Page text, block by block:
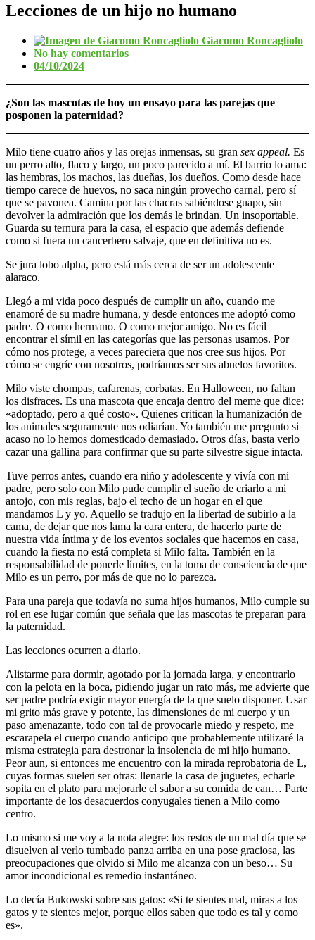
Lecciones de un hijo no humano
Giacomo Roncagliolo
No hay comentarios
04/10/2024
¿Son las mascotas de hoy un ensayo para las parejas que
posponen la paternidad?
Milo tiene cuatro años y las orejas inmensas, su gran sex appeal. Es
un perro alto, flaco y largo, un poco parecido a mí. El barrio lo ama:
las hembras, los machos, las dueñas, los dueños. Como desde hace
tiempo carece de huevos, no saca ningún provecho carnal, pero sí
que se pavonea. Camina por las chacras sabiéndose guapo, sin
devolver la admiración que los demás le brindan. Un insoportable.
Guarda su ternura para la casa, el espacio que además defiende
como si fuera un cancerbero salvaje, que en definitiva no es.
Se jura lobo alpha, pero está más cerca de ser un adolescente
alaraco.
Llegó a mi vida poco después de cumplir un año, cuando me
enamoré de su madre humana, y desde entonces me adoptó como
padre. O como hermano. O como mejor amigo. No es fácil
encontrar el símil en las categorías que las personas usamos. Por
cómo nos protege, a veces pareciera que nos cree sus hijos. Por
cómo se engríe con nosotros, podríamos ser sus abuelos favoritos.
Milo viste chompas, cafarenas, corbatas. En Halloween, no faltan
los disfraces. Es una mascota que encaja dentro del meme que dice:
«adoptado, pero a qué costo». Quienes critican la humanización de
los animales seguramente nos odiarían. Yo también me pregunto si
acaso no lo hemos domesticado demasiado. Otros días, basta verlo
cazar una gallina para confirmar que su parte silvestre sigue intacta.
Tuve perros antes, cuando era niño y adolescente y vivía con mi
padre, pero solo con Milo pude cumplir el sueño de criarlo a mi
antojo, con mis reglas, bajo el techo de un hogar en el que
mandamos L y yo. Aquello se tradujo en la libertad de subirlo a la
cama, de dejar que nos lama la cara entera, de hacerlo parte de
nuestra vida íntima y de los eventos sociales que hacemos en casa,
cuando la fiesta no está completa si Milo falta. También en la
responsabilidad de ponerle límites, en la toma de consciencia de que
Milo es un perro, por más de que no lo parezca.
Para una pareja que todavía no suma hijos humanos, Milo cumple su
rol en ese lugar común que señala que las mascotas te preparan para
la paternidad.
Las lecciones ocurren a diario.
Alistarme para dormir, agotado por la jornada larga, y encontrarlo
con la pelota en la boca, pidiendo jugar un rato más, me advierte que
ser padre podría exigir mayor energía de la que suelo disponer. Usar
mi grito más grave y potente, las dimensiones de mi cuerpo y un
paso amenazante, todo con tal de provocarle miedo y respeto, me
escarapela el cuerpo cuando anticipo que probablemente utilizaré la
misma estrategia para destronar la insolencia de mi hijo humano.
Peor aun, si entonces me encuentro con la mirada reprobatoria de L,
cuyas formas suelen ser otras: llenarle la casa de juguetes, echarle
sopita en el plato para mejorarle el sabor a su comida de can… Parte
importante de los desacuerdos conyugales tienen a Milo como
centro.
Lo mismo si me voy a la nota alegre: los restos de un mal día que se
disuelven al verlo tumbado panza arriba en una pose graciosa, las
preocupaciones que olvido si Milo me alcanza con un beso… Su
amor incondicional es remedio instantáneo.
Lo decía Bukowski sobre sus gatos: «Si te sientes mal, miras a los
gatos y te sientes mejor, porque ellos saben que todo es tal y como
es».